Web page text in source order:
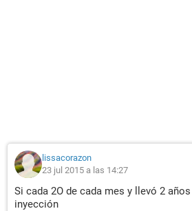
lissacorazon
23 jul 2015 a las 14:27
Si cada 2O de cada mes y llevó 2
inyección